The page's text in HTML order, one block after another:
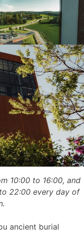
10:00 to 16:00, and
22:00 every day of
ancient burial